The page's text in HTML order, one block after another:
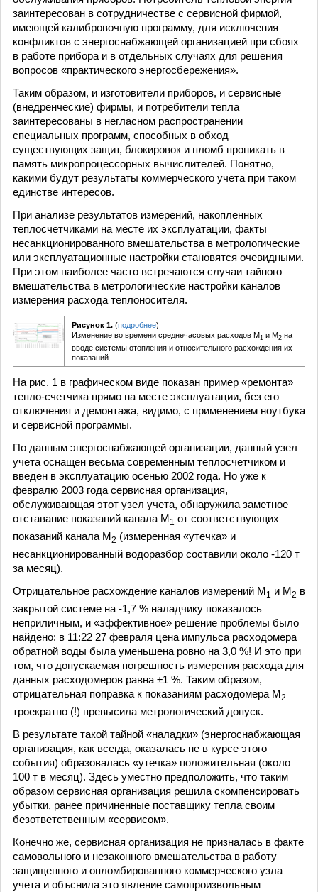
заинтересован в сотрудничестве с сервисной фирмой,
имеющей калибровочную программу, для исключения
конфликтов с энергоснабжающей организацией при сбоях
в работе прибора и в отдельных случаях для решения
вопросов «практического энергосбережения».
Таким образом, и изготовители приборов, и сервисные
(внедренческие) фирмы, и потребители тепла
заинтересованы в негласном распространении
специальных программ, способных в обход
существующих защит, блокировок и пломб проникать в
память микропроцессорных вычислителей. Понятно,
какими будут результаты коммерческого учета при таком
единстве интересов.
При анализе результатов измерений, накопленных
теплосчетчиками на месте их эксплуатации, факты
несанкционированного вмешательства в метрологические
или эксплуатационные настройки становятся очевидными.
При этом наиболее часто встречаются случаи тайного
вмешательства в метрологические настройки каналов
измерения расхода теплоносителя.
Рисунок 1. (подробнее)
Изменение во времени среднечасовых расходов М1 и М2 на
вводе системы отопления и относительного расхождения их
показаний
На рис. 1 в графическом виде показан пример «ремонта»
тепло-счетчика прямо на месте эксплуатации, без его
отключения и демонтажа, видимо, с применением ноутбука
и сервисной программы.
По данным энергоснабжающей организации, данный узел
учета оснащен весьма современным теплосчетчиком и
введен в эксплуатацию осенью 2002 года. Но уже к
февралю 2003 года сервисная организация,
обслуживающая этот узел учета, обнаружила заметное
отставание показаний канала М 1 от соответствующих
показаний канала М 2 (измеренная «утечка» и
несанкционированный водоразбор составили около -120 т
за месяц).
Отрицательное расхождение каналов измерений М 1 и М 2 в
закрытой системе на -1,7 % наладчику показалось
неприличным, и «эффективное» решение проблемы было
найдено: в 11:22 27 февраля цена импульса расходомера
обратной воды была уменьшена ровно на 3,0 %! И это при
том, что допускаемая погрешность измерения расхода для
данных расходомеров равна ±1 %. Таким образом,
отрицательная поправка к показаниям расходомера М 2
троекратно (!) превысила метрологический допуск.
В результате такой тайной «наладки» (энергоснабжающая
организация, как всегда, оказалась не в курсе этого
события) образовалась «утечка» положительная (около
100 т в месяц). Здесь уместно предположить, что таким
образом сервисная организация решила скомпенсировать
убытки, ранее причиненные поставщику тепла своим
безответственным «сервисом».
Конечно же, сервисная организация не призналась в факте
самовольного и незаконного вмешательства в работу
защищенного и опломбированного коммерческого узла
учета и объснила это явление самопроизвольным